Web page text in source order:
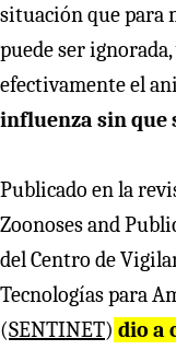
situación que para
puede ser
efectivamente el
influenza sin que
Publicado en la
Zoonoses and
del Centro de
Tecnologías para
(SENTINET) dio a